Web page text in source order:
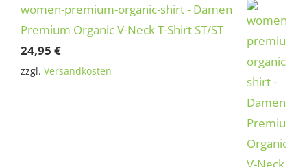
women-premium-organic-shirt - Damen
Premium Organic V-Neck T-Shirt ST/ST
24,95 €
zzgl. Versandkosten